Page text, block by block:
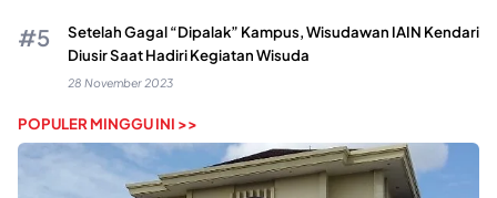
Setelah Gagal “Dipalak” Kampus, Wisudawan IAIN Kendari
Diusir Saat Hadiri Kegiatan Wisuda
28 November 2023
POPULER MINGGU INI >>